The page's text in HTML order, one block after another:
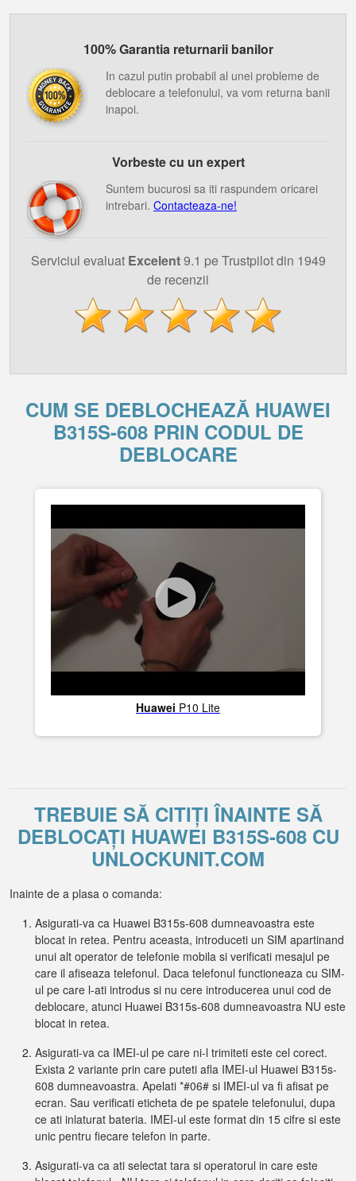
100% Garantia returnarii banilor
In cazul putin probabil al unei probleme de
deblocare a telefonului, va vom returna banii
inapoi.
Vorbeste cu un expert
Suntem bucurosi sa iti raspundem oricarei
intrebari. Contacteaza-ne!
Serviciul evaluat Excelent9.1 pe Trustpilot din 1949
de recenzii
CUM SE DEBLOCHEAZĂ HUAWEI
B315S-608 PRIN CODUL DE
DEBLOCARE
Huawei P10 Lite
TREBUIE SĂ CITIȚI ÎNAINTE SĂ
DEBLOCAȚI HUAWEI B315S-608 CU
UNLOCKUNIT.COM
Inainte de a plasa o comanda:
Asigurati-va ca Huawei B315s-608 dumneavoastra este
blocat in retea. Pentru aceasta, introduceti un SIM apartinand
unui alt operator de telefonie mobila si verificati mesajul pe
care il afiseaza telefonul. Daca telefonul functioneaza cu SIM-
ul pe care l-ati introdus si nu cere introducerea unui cod de
deblocare, atunci Huawei B315s-608 dumneavoastra NU este
blocat in retea.
Asigurati-va ca IMEI-ul pe care ni-l trimiteti este cel corect.
Exista 2 variante prin care puteti afla IMEI-ul Huawei B315s-
608 dumneavoastra. Apelati *#06# si IMEI-ul va fi afisat pe
ecran. Sau verificati eticheta de pe spatele telefonului, dupa
ce ati inlaturat bateria. IMEI-ul este format din 15 cifre si este
unic pentru fiecare telefon in parte.
Asigurati-va ca ati selectat tara si operatorul in care este